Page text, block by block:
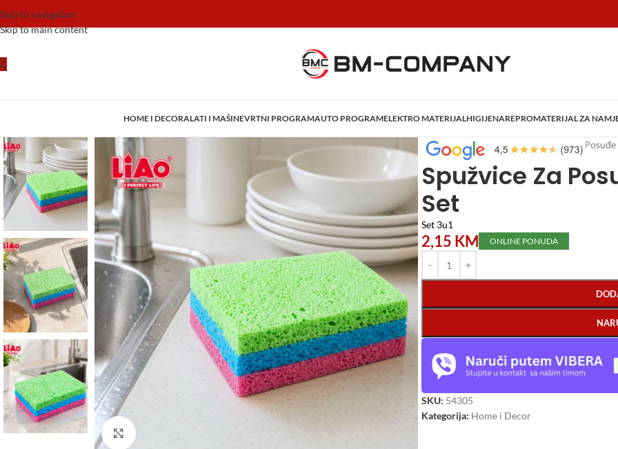
Skip to navigation
Skip to main content
HOME I DECORALATI I MAŠINEVRTNI PROGRAMAUTO PROGRAMELEKTRO MATERIJALHIGIJENAREPROMATERIJAL ZA
Početna/Home i Decor/ Spužvice Za
Spužvice Za
Set
Set 3u1
2,15 KM ONLINE PONUDA
SKU: 54305
Kategorija: Home i Decor